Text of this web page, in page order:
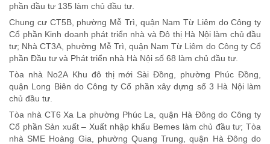
phần đầu tư 135 làm chủ đầu tư.
Chung cư CT5B, phường Mễ Trì, quận Nam Từ Liêm do Công ty
Cổ phần Kinh doanh phát triển nhà và Đô thị Hà Nội làm chủ đầu
tư; Nhà CT3A, phường Mễ Trì, quận Nam Từ Liêm do Công ty Cổ
phần Đầu tư và Phát triển nhà Hà Nội số 68 làm chủ đầu tư.
Tòa nhà No2A Khu đô thị mới Sài Đồng, phường Phúc Đồng,
quận Long Biên do Công ty Cổ phần xây dựng số 3 Hà Nội làm
chủ đầu tư.
Tòa nhà CT6 Xa La phường Phúc La, quận Hà Đông do Công ty
Cổ phần Sản xuất – Xuất nhập khẩu Bemes làm chủ đầu tư; Tòa
nhà SME Hoàng Gia, phường Quang Trung, quận Hà Đông do